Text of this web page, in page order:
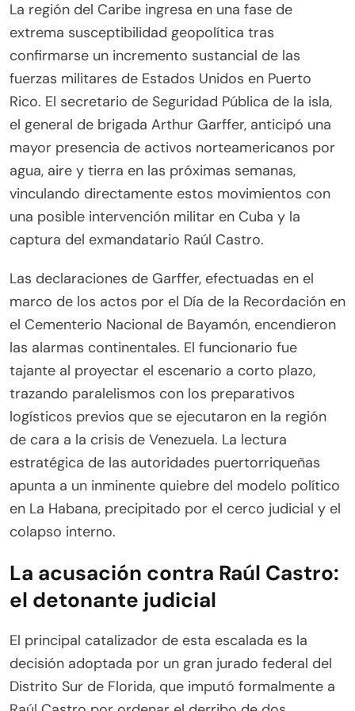
X
(Twitter)
FacebookEmail WhatsAppTelegram
La región del Caribe ingresa en una fase de
extrema susceptibilidad geopolítica tras
confirmarse un incremento sustancial de las
fuerzas militares de Estados Unidos en Puerto
Rico. El secretario de Seguridad Pública de la isla,
el general de brigada Arthur Garffer, anticipó una
mayor presencia de activos norteamericanos por
agua, aire y tierra en las próximas semanas,
vinculando directamente estos movimientos con
una posible intervención militar en Cuba y la
captura del exmandatario Raúl Castro.
Las declaraciones de Garffer, efectuadas en el
marco de los actos por el Día de la Recordación en
el Cementerio Nacional de Bayamón, encendieron
las alarmas continentales. El funcionario fue
tajante al proyectar el escenario a corto plazo,
trazando paralelismos con los preparativos
logísticos previos que se ejecutaron en la región
de cara a la crisis de Venezuela. La lectura
estratégica de las autoridades puertorriqueñas
apunta a un inminente quiebre del modelo político
en La Habana, precipitado por el cerco judicial y el
colapso interno.
La acusación contra Raúl Castro:
el detonante judicial
El principal catalizador de esta escalada es la
decisión adoptada por un gran jurado federal del
Distrito Sur de Florida, que imputó formalmente a